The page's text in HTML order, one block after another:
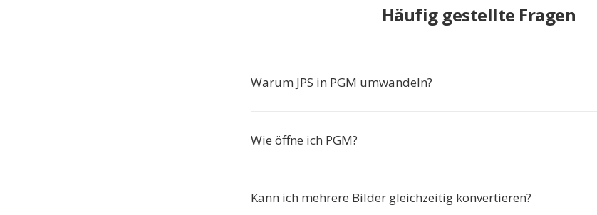
Häufig gestellte Fragen
Warum JPS in PGM umwandeln?
Wie öffne ich PGM?
Kann ich mehrere Bilder gleichzeitig konvertieren?